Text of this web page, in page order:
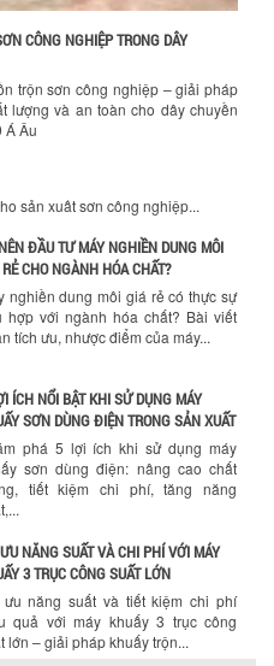
CÔNG NGHIỆP TRONG DÂY
trộn sơn công nghiệp – giải pháp
lượng và an toàn cho dây chuyền
Á Âu
đúng dụng cụ khuấy sơn giúp tối
phí, nâng cao chất lượng sản
Tìm hiểu giải pháp từ Công...
SỬ DỤNG MÁY KHUẤY SƠN
TRONG NGÀNH SẢN XUẤT HIỆN
TOÀN – TIẾT KIỆM – BỀN BỈ
sản xuất sơn công nghiệp...
ĐẦU TƯ MÁY NGHIỀN DUNG MÔI
CHO NGÀNH HÓA CHẤT?
nghiền dung môi giá rẻ có thực sự
hợp với ngành hóa chất? Bài viết
tích ưu, nhược điểm của máy...
ÍCH NỔI BẬT KHI SỬ DỤNG MÁY
SƠN DÙNG ĐIỆN TRONG SẢN XUẤT
phá 5 lợi ích khi sử dụng máy
sơn dùng điện: nâng cao chất
tiết kiệm chi phí, tăng năng
NĂNG SUẤT VÀ CHI PHÍ VỚI MÁY
3 TRỤC CÔNG SUẤT LỚN
ưu năng suất và tiết kiệm chi phí
quả với máy khuấy 3 trục công
lớn – giải pháp khuấy trộn...